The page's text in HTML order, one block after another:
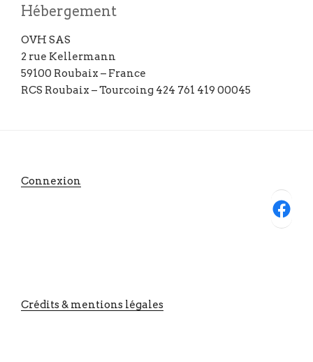
Hébergement
OVH SAS
2 rue Kellermann
59100 Roubaix – France
RCS Roubaix – Tourcoing 424 761 419 00045
Connexion
Facebook
Crédits & mentions légales